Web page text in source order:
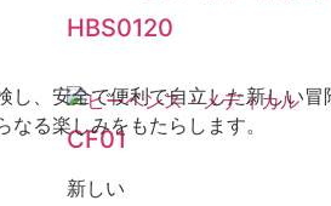
HBS0120
CF01
新しい
し、安全で便利で自立した新しい
る楽しみをもたらします。